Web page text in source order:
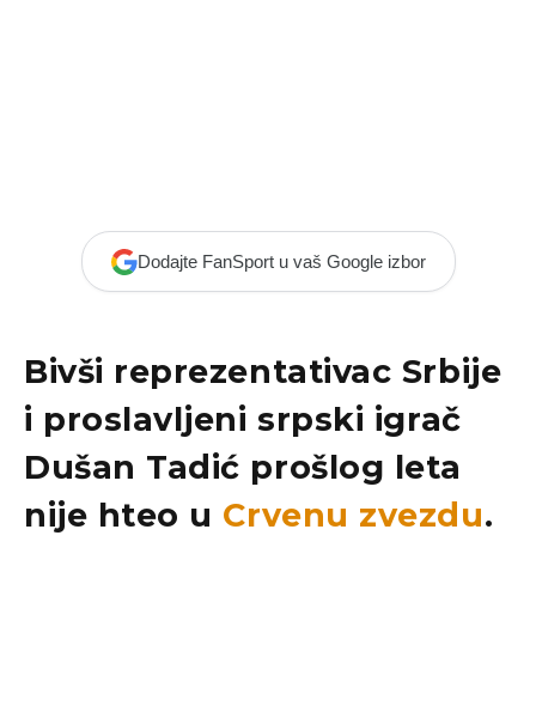
Dodajte FanSport u vaš Google izbor
Bivši reprezentativac Srbije
i proslavljeni srpski igrač
Dušan Tadić prošlog leta
nije hteo u Crvenu zvezdu.